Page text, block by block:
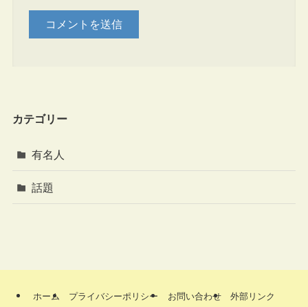
カテゴリー
有名人
話題
ホーム プライバシーポリシー お問い合わせ 外部リンク